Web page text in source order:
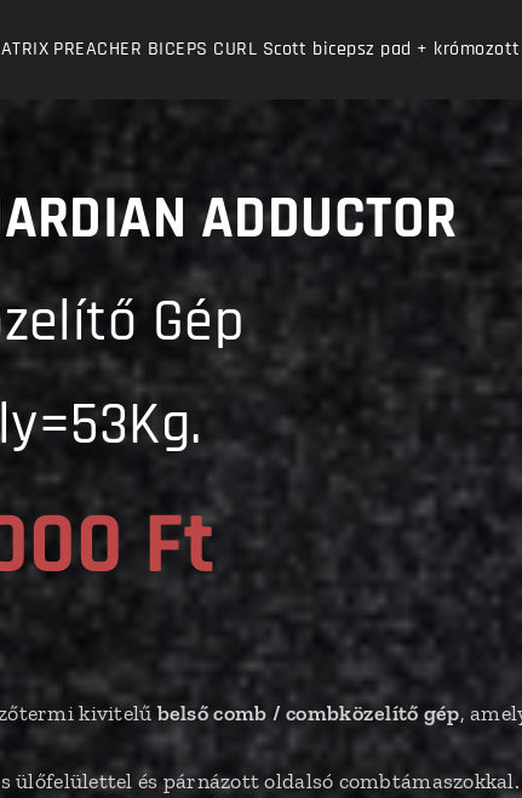
PREACHER BICEPS CURL Scott bicepsz pad +
ADDUCTOR
Gép
Ft
kivitelű belső comb / combközelítő gép,
ülőfelülettel és párnázott oldalsó combtámaszokkal.